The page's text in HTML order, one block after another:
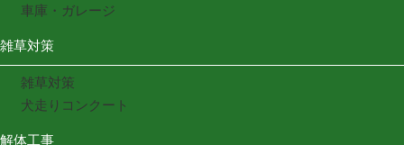
車庫・ガレージ
雑草対策
雑草対策
犬走りコンクート
解体工事